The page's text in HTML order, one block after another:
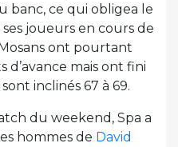
banc, ce qui obligea le
joueurs en cours de
Mosans ont pourtant
d’avance mais ont fini
inclinés 67 à 69.
du weekend, Spa a
hommes de David